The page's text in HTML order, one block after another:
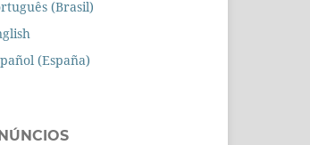
(Brasil)
(España)